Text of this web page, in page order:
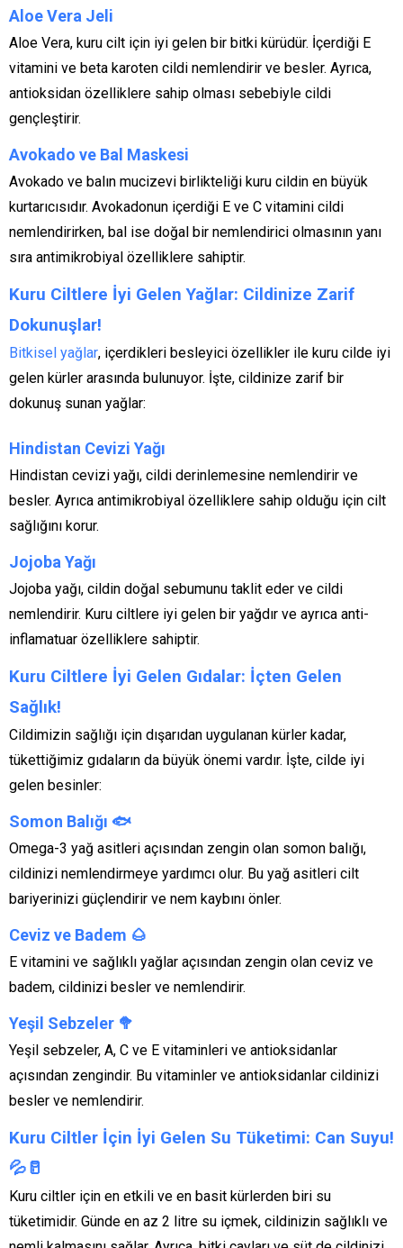
Aloe Vera Jeli
Aloe Vera, kuru cilt için iyi gelen bir bitki kürüdür. İçerdiği E
vitamini ve beta karoten cildi nemlendirir ve besler. Ayrıca,
antioksidan özelliklere sahip olması sebebiyle cildi
gençleştirir.
Avokado ve Bal Maskesi
Avokado ve balın mucizevi birlikteliği kuru cildin en büyük
kurtarıcısıdır. Avokadonun içerdiği E ve C vitamini cildi
nemlendirirken, bal ise doğal bir nemlendirici olmasının yanı
sıra antimikrobiyal özelliklere sahiptir.
Kuru Ciltlere İyi Gelen Yağlar: Cildinize Zarif
Dokunuşlar!
Bitkisel yağlar, içerdikleri besleyici özellikler ile kuru cilde iyi
gelen kürler arasında bulunuyor. İşte, cildinize zarif bir
dokunuş sunan yağlar:
Hindistan Cevizi Yağı
Hindistan cevizi yağı, cildi derinlemesine nemlendirir ve
besler. Ayrıca antimikrobiyal özelliklere sahip olduğu için cilt
sağlığını korur.
Jojoba Yağı
Jojoba yağı, cildin doğal sebumunu taklit eder ve cildi
nemlendirir. Kuru ciltlere iyi gelen bir yağdır ve ayrıca anti-
inflamatuar özelliklere sahiptir.
Kuru Ciltlere İyi Gelen Gıdalar: İçten Gelen
Sağlık!
Cildimizin sağlığı için dışarıdan uygulanan kürler kadar,
tükettiğimiz gıdaların da büyük önemi vardır. İşte, cilde iyi
gelen besinler:
Somon Balığı 🐟
Omega-3 yağ asitleri açısından zengin olan somon balığı,
cildinizi nemlendirmeye yardımcı olur. Bu yağ asitleri cilt
bariyerinizi güçlendirir ve nem kaybını önler.
Ceviz ve Badem 🌰
E vitamini ve sağlıklı yağlar açısından zengin olan ceviz ve
badem, cildinizi besler ve nemlendirir.
Yeşil Sebzeler 🥦
Yeşil sebzeler, A, C ve E vitaminleri ve antioksidanlar
açısından zengindir. Bu vitaminler ve antioksidanlar cildinizi
besler ve nemlendirir.
Kuru Ciltler İçin İyi Gelen Su Tüketimi: Can Suyu!
💦🥛
Kuru ciltler için en etkili ve en basit kürlerden biri su
tüketimidir. Günde en az 2 litre su içmek, cildinizin sağlıklı ve